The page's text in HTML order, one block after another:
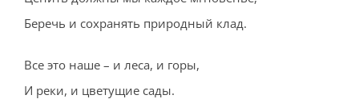
Беречь и сохранять природный клад.
Все это наше – и леса, и горы,
И реки, и цветущие сады.